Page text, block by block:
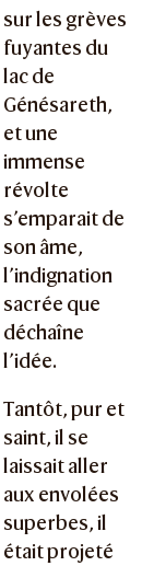
sur les grèves
fuyantes du
lac de
Génésareth,
et une
immense
révolte
s’emparait de
son âme,
l’indignation
sacrée que
déchaîne
l’idée.
Tantôt, pur et
saint, il se
laissait aller
aux envolées
superbes, il
était projeté